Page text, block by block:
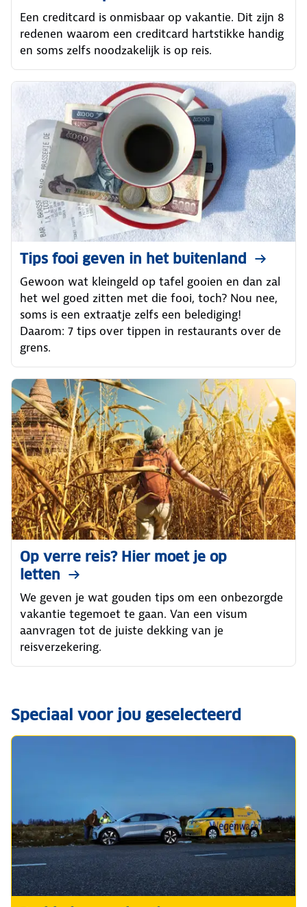
Een creditcard is onmisbaar op vakantie. Dit zijn 8
redenen waarom een creditcard hartstikke handig
en soms zelfs noodzakelijk is op reis.
Tips fooi geven in het buitenland
Gewoon wat kleingeld op tafel gooien en dan zal
het wel goed zitten met die fooi, toch? Nou nee,
soms is een extraatje zelfs een belediging!
Daarom: 7 tips over tippen in restaurants over de
grens.
Op verre reis? Hier moet je op
letten
We geven je wat gouden tips om een onbezorgde
vakantie tegemoet te gaan. Van een visum
aanvragen tot de juiste dekking van je
reisverzekering.
Speciaal voor jou geselecteerd